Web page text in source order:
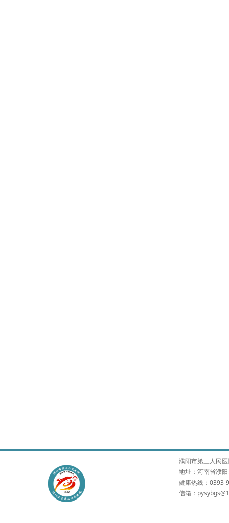
濮阳市第三人民
地址：河南省濮
健康热线：0393-
信箱：